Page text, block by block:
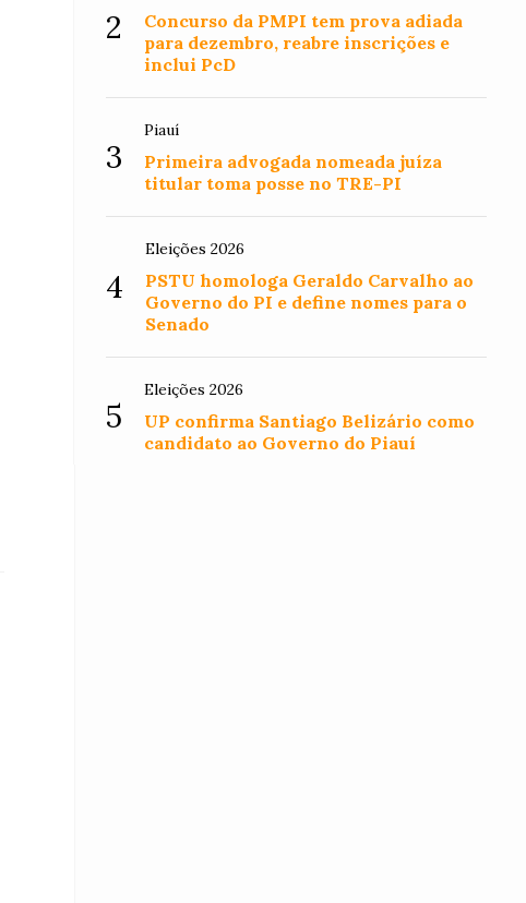
2
Concurso da PMPI tem prova adiada
para dezembro, reabre inscrições e
inclui PcD
3
Piauí
Primeira advogada nomeada juíza
titular toma posse no TRE-PI
4
Eleições 2026
PSTU homologa Geraldo Carvalho ao
Governo do PI e define nomes para o
Senado
5
Eleições 2026
UP confirma Santiago Belizário como
candidato ao Governo do Piauí